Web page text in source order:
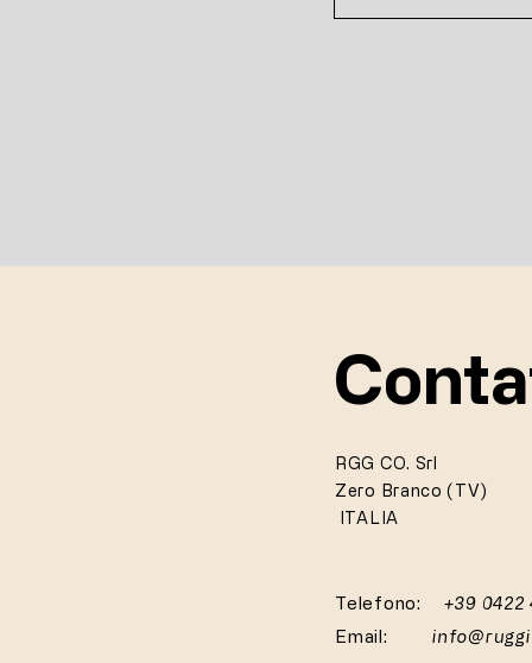
RGG CO. Srl
Zero Branco (TV)
ITALIA
Telefono:
+39
Email: